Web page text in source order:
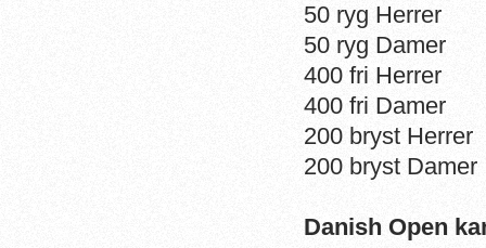
50 ryg Herrer
50 ryg Damer
400 fri Herrer
400 fri Damer
200 bryst Herrer
200 bryst Damer
Danish Open